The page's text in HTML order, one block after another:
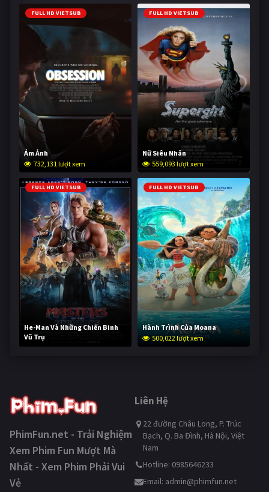
FULL HD VIETSUB
Ám Ảnh
732,131 lượt xem
FULL HD VIETSUB
Nữ Siêu Nhân
559,093 lượt xem
FULL HD VIETSUB
He-Man Và Những Chiến Binh
Vũ Trụ
249,524 lượt xem
FULL HD VIETSUB
Hành Trình Của Moana
500,022 lượt xem
PhimFun.net - Trải Nghiệm
Xem Phim Fun Mượt Mà
Nhất - Xem Phim Phải Vui
Vẻ
Liên Hệ
22 đường Châu Long, P. Trúc
Bạch, Q. Ba Đình, Hà Nội, Việt
Nam
Hotline: 0985646233
Email: admin@phimfun.net